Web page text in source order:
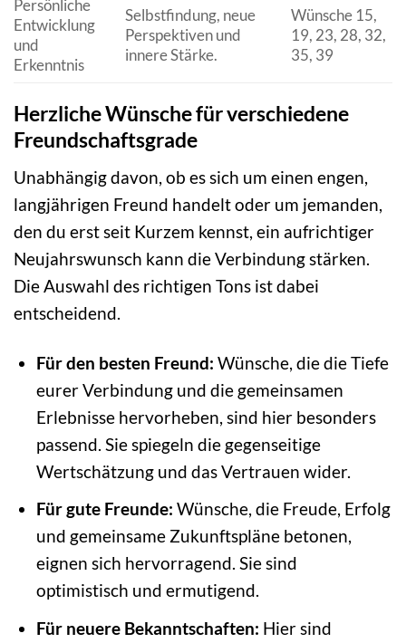
Persönliche
Entwicklung
und
Erkenntnis
Selbstfindung, neue
Perspektiven und
innere Stärke.
Wünsche 15,
19, 23, 28, 32,
35, 39
Herzliche Wünsche für verschiedene
Freundschaftsgrade
Unabhängig davon, ob es sich um einen engen,
langjährigen Freund handelt oder um jemanden,
den du erst seit Kurzem kennst, ein aufrichtiger
Neujahrswunsch kann die Verbindung stärken.
Die Auswahl des richtigen Tons ist dabei
entscheidend.
Für den besten Freund: Wünsche, die die Tiefe
eurer Verbindung und die gemeinsamen
Erlebnisse hervorheben, sind hier besonders
passend. Sie spiegeln die gegenseitige
Wertschätzung und das Vertrauen wider.
Für gute Freunde: Wünsche, die Freude, Erfolg
und gemeinsame Zukunftspläne betonen,
eignen sich hervorragend. Sie sind
optimistisch und ermutigend.
Für neuere Bekanntschaften: Hier sind